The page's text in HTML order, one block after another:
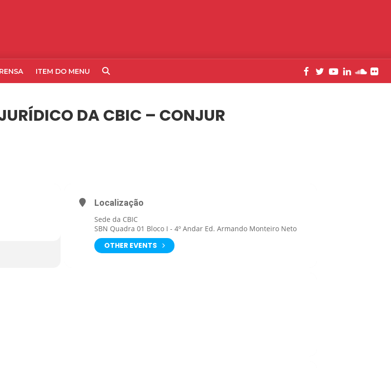
ITEM DO MENU
DA CBIC – CONJUR
Localização
Sede da CBIC
SBN Quadra 01 Bloco I - 4º Andar Ed. Armando Monteiro Neto
OTHER EVENTS